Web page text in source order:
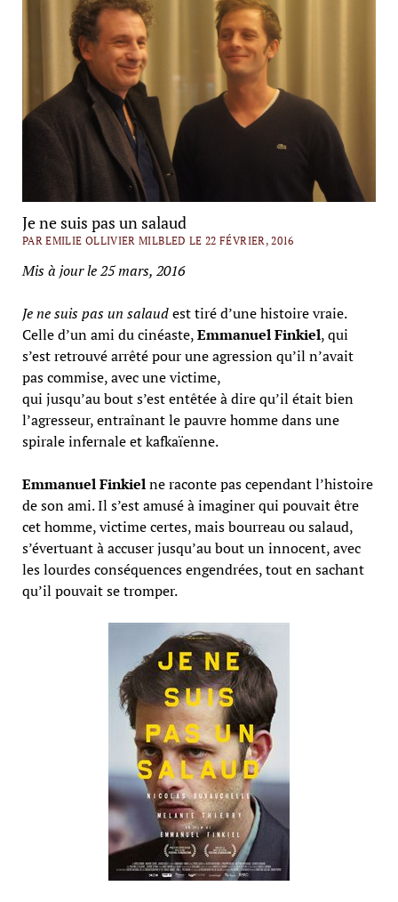
Je ne suis pas un salaud
PAR EMILIE OLLIVIER MILBLED LE 22 FÉVRIER, 2016
Mis à jour le 25 mars, 2016
Je ne suis pas un salaudest tiré d’une histoire vraie.
Celle d’un ami du cinéaste,Emmanuel Finkiel, qui
s’est retrouvé arrêté pour une agression qu’il n’avait
pas commise, avec une victime,
qui jusqu’au bout s’est entêtée à dire qu’il était bien
l’agresseur, entraînant le pauvre homme dans une
spirale infernale et kafkaïenne.
Emmanuel Finkielne raconte pas cependant l’histoire
de son ami. Il s’est amusé à imaginer qui pouvait être
cet homme, victime certes, mais bourreau ou salaud,
s’évertuant à accuser jusqu’au bout un innocent, avec
les lourdes conséquences engendrées, tout en sachant
qu’il pouvait se tromper.